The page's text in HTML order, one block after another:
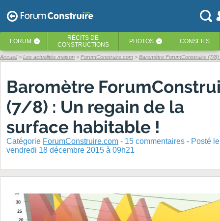
FORUM ‹ RÉCITS DE
CONSTRUCTIONS
PHOTOS ‹ CONSEILS
Accueil Les actualités maison ForumConstruire.com Baromètre ForumConstruire (7/
Baromètre
(7/8) : Un regain de la
surface habitable !
Catégorie ForumConstruire.com - 15 commentaires - Posté le
vendredi 18 décembre 2015 à 09h21